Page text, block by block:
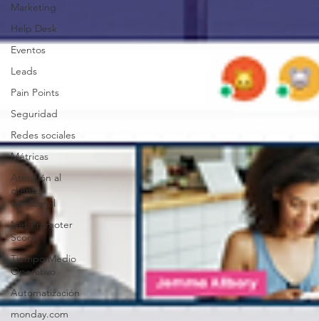
Marketing
Help Desk
Eventos
Leads
Pain Points
Seguridad
Redes sociales
Métricas
Atención al
cliente
omnicanal
Net Promoter
Score
Tiempo Medio
Operativo
Automatización
monday.com